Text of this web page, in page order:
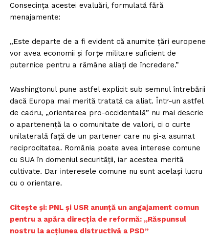
Consecința acestei evaluări, formulată fără
menajamente:
„Este departe de a fi evident că anumite țări europene
vor avea economii și forțe militare suficient de
puternice pentru a rămâne aliați de încredere.”
Washingtonul pune astfel explicit sub semnul întrebării
dacă Europa mai merită tratată ca aliat. Într-un astfel
de cadru, „orientarea pro-occidentală” nu mai descrie
o apartenență la o comunitate de valori, ci o curte
unilaterală față de un partener care nu și-a asumat
reciprocitatea. România poate avea interese comune
cu SUA în domeniul securității, iar acestea merită
cultivate. Dar interesele comune nu sunt același lucru
cu o orientare.
Citește și: PNL și USR anunță un angajament comun
pentru a apăra direcția de reformă: „Răspunsul
nostru la acțiunea distructivă a PSD”